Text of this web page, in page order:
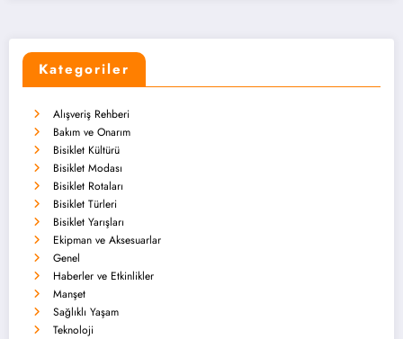
Kategoriler
Alışveriş Rehberi
Bakım ve Onarım
Bisiklet Kültürü
Bisiklet Modası
Bisiklet Rotaları
Bisiklet Türleri
Bisiklet Yarışları
Ekipman ve Aksesuarlar
Genel
Haberler ve Etkinlikler
Manşet
Sağlıklı Yaşam
Teknoloji